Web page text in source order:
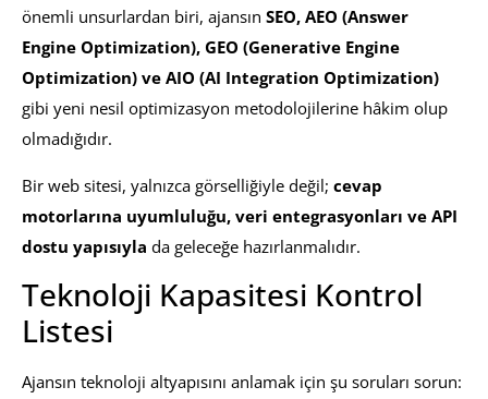
önemli unsurlardan biri, ajansın SEO, AEO (Answer
Engine Optimization), GEO (Generative Engine
Optimization) ve AIO (AI Integration Optimization)
gibi yeni nesil optimizasyon metodolojilerine hâkim olup
olmadığıdır.
Bir web sitesi, yalnızca görselliğiyle değil; cevap
motorlarına uyumluluğu, veri entegrasyonları ve API
dostu yapısıyla da geleceğe hazırlanmalıdır.
Teknoloji Kapasitesi Kontrol
Listesi
Ajansın teknoloji altyapısını anlamak için şu soruları sorun: